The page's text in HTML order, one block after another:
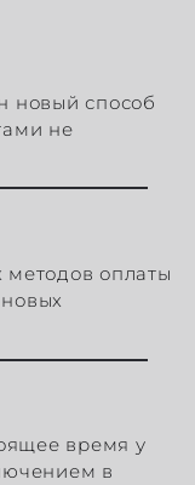
новый способ
не
оплаты
время у
в